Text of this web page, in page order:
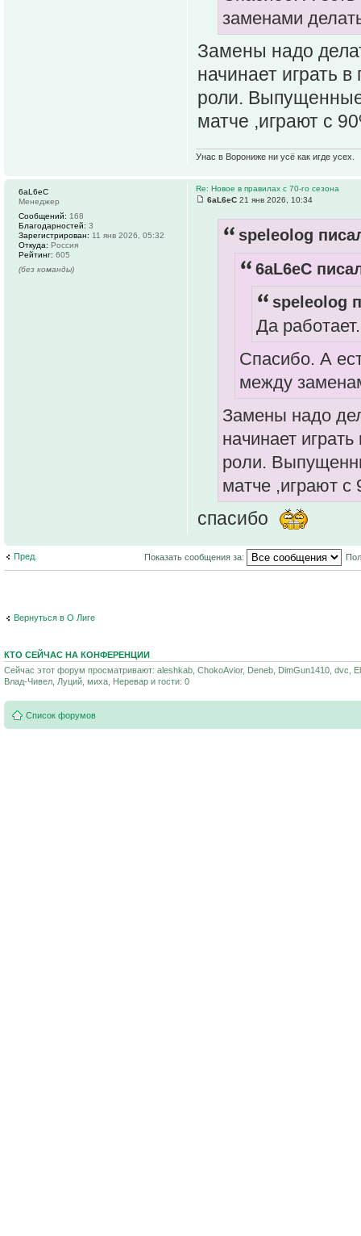
заменами
Замены надо
начинает играть
роли.
матче ,играют с
Унас в Ворониже ни усё как игде усех.
Re: Новое в правилах с 70-го сезона
6aL6eC 21 янв 2026, 10:34
speleolog
6aL6eC
speleolog
Да работает.
Спасибо. А
между
Замены надо
начинает
роли.
матче ,играют с
спасибо
6aL6eC
Менеджер
Сообщений: 168
Благодарностей: 3
Зарегистрирован: 11 янв 2026, 05:32
Откуда: Россия
Рейтинг: 605
(без команды)
Пред. Показать сообщения за:
Вернуться в О Лиге
КТО СЕЙЧАС НА КОНФЕРЕНЦИИ
Сейчас этот форум просматривают: aleshkab, ChokoAvior, Deneb, DimGun1410, dvc,
Влад-Чивел, Луций, миха, Неревар и гости: 0
Список форумов